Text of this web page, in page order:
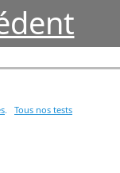
. Tous nos tests